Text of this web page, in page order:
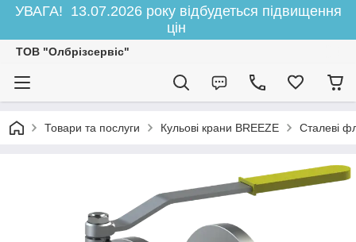
УВАГА! 13.07.2026 року відбудеться підвищення
цін
ТОВ "Олбрізсервіс"
Товари та послуги Кульові крани BREEZE Сталеві